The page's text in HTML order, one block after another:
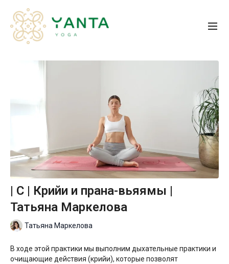
| С | Крийи и прана-вьяямы |
Татьяна Маркелова
Татьяна Маркелова
В ходе этой практики мы выполним дыхательные практики и
очищающие действия (крийи), которые позволят